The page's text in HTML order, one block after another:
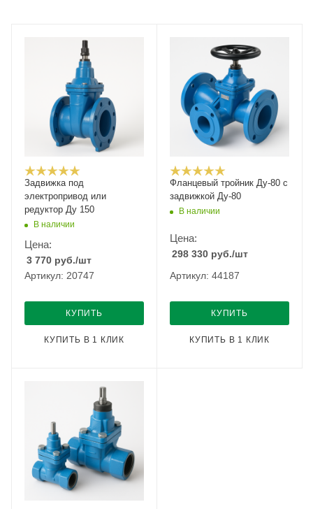
Задвижка под
электропривод или
редуктор Ду 150
В наличии
Цена:
3 770 руб./шт
Артикул: 20747
КУПИТЬ
КУПИТЬ В 1 КЛИК
Фланцевый тройник Ду-80 с
задвижкой Ду-80
В наличии
Цена:
298 330 руб./шт
Артикул: 44187
КУПИТЬ
КУПИТЬ В 1 КЛИК